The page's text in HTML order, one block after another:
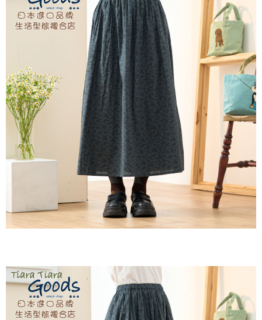
３．安心：先確認商品／服務後，再付款。
【「AFTEE先享後付」結帳流程】
１．於結帳方式選擇「AFTEE先享後付」後，將跳轉至「AFTEE先享後付」
結帳頁面，進行簡訊認證並確認金額後，即可完成結帳。
２．訂單成立數日內，您將收到繳費通知簡訊。
３．收到繳費通知簡訊後14天內，點擊此簡訊中的連結，可透過四大超商／
ATM／網路銀行／等多元方式進行付款，方視為交易完成。
※ 請注意：結帳手續完成當下不需立刻繳費，但若您需要取消訂單，請聯絡
購買商品的店家。未經商家同意取消之訂單仍視為有效，需透過AFTEE先享
後付繳納相關費用。
※ 交易是否成功請以「AFTEE先享後付 」之結帳頁面顯示為準，若有關於
是否繳費成功／繳費後需取消欲退款等相關疑問，請聯繫「AFTEE先享後付
客戶支援中心」
https://netprotections.freshdesk.com/support/home
【注意事項】
１．透過由恩沛科技股份有限公司提供之「AFTEE先享後付」服務完成之交
易，需依本服務之必要範圍內提供個人資料，並將交易相關給付款項請求債
權轉讓予恩沛科技股份有限公司。
２．關於個人資料處理事宜，請瀏覽以下網址：
https://aftee.tw/terms/#terms3
３．未成年的使用者請事先徵得法定代理人或監護人之同意方可使用
時審查核予不同之上限額度；若仍有額度不足之情形，本公司將視審查結果
請求用戶進行身份認證。
５．嚴禁一人註冊多個帳號或使用他人資訊註冊。若發現惡意使用之情形，
恩沛科技股份有限公司將有權停止該用戶之使用額度並採取法律行動。
全家取貨付款
每筆NT$60，滿NT$1,800(含以上)免運費
每筆NT$60，滿NT$1,800(含以上)免運費
7-11取貨付款
每筆NT$60，滿NT$2,000(含以上)免運費
付款後7-11取貨
每筆NT$60，滿NT$2,000(含以上)免運費
黑貓宅急便(包裹尺寸60cm以下)
每筆NT$100，滿NT$2,000(含以上)免運費
黑貓宅急便(包裹尺寸90cm以下)
每筆NT$140，滿NT$2,000(含以上)免運費